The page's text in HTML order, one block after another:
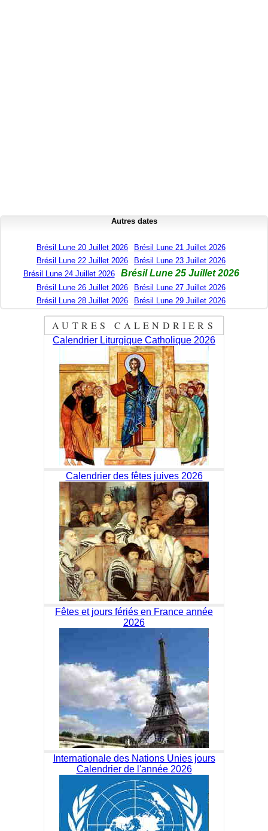
Autres dates
Brésil Lune 20 Juillet 2026
Brésil Lune 21 Juillet 2026
Brésil Lune 22 Juillet 2026
Brésil Lune 23 Juillet 2026
Brésil Lune 24 Juillet 2026
Brésil Lune 25 Juillet 2026
Brésil Lune 26 Juillet 2026
Brésil Lune 27 Juillet 2026
Brésil Lune 28 Juillet 2026
Brésil Lune 29 Juillet 2026
AUTRES CALENDRIERS
Calendrier Liturgique Catholique 2026
Calendrier des fêtes juives 2026
Fêtes et jours fériés en France année
2026
Internationale des Nations Unies jours
Calendrier de l'année 2026